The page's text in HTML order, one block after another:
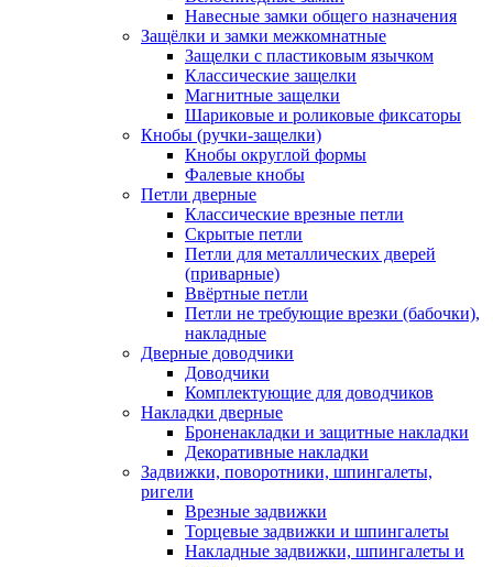
Навесные замки общего назначения
Защёлки и замки межкомнатные
Защелки с пластиковым язычком
Классические защелки
Магнитные защелки
Шариковые и роликовые фиксаторы
Кнобы (ручки-защелки)
Кнобы округлой формы
Фалевые кнобы
Петли дверные
Классические врезные петли
Скрытые петли
Петли для металлических дверей
(приварные)
Ввёртные петли
Петли не требующие врезки (бабочки),
накладные
Дверные доводчики
Доводчики
Комплектующие для доводчиков
Накладки дверные
Броненакладки и защитные накладки
Декоративные накладки
Задвижки, поворотники, шпингалеты,
ригели
Врезные задвижки
Торцевые задвижки и шпингалеты
Накладные задвижки, шпингалеты и